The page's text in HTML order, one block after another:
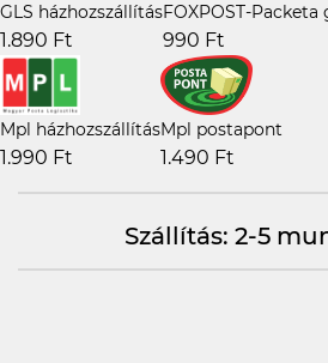
GLS házhozszállítás
1.890 Ft
FOXPOST-
990 Ft
Mpl házhozszállítás
1.990 Ft
Mpl postapont
1.490 Ft
Szállítás: 2-5